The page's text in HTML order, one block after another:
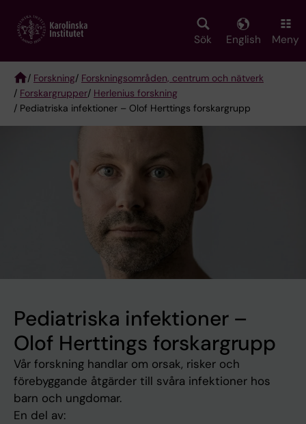
main
Sök English Meny
Breadcrumb
/ Forskning/ Forskningsområden, centrum och nätverk
/ Forskargrupper/ Herlenius forskning
/ Pediatriska infektioner – Olof Herttings forskargrupp
Pediatriska infektioner –
Olof Herttings forskargrupp
Vår forskning handlar om orsak, risker och
förebyggande åtgärder till svåra infektioner hos
barn och ungdomar.
En del av: